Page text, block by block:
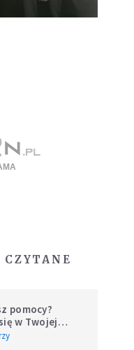
CZYTANE
pomocy?
w Twojej